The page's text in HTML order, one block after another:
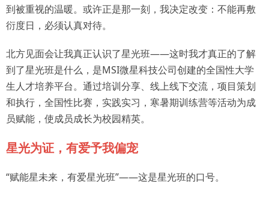
到被重视的温暖。或许正是那一刻，我决定改变：不能再敷
衍度日，必须认真对待。
北方见面会让我真正认识了星光班——这时我才真正的了解
到了星光班是什么，是MSI微星科技公司创建的全国性大学
生人才培养平台。通过培训分享、线上线下交流，项目策划
和执行，全国性比赛，实践实习，寒暑期训练营等活动为成
员赋能，使成员成长为校园精英。
星光为证，有爱予我偏宠
“赋能星未来，有爱星光班”——这是星光班的口号。